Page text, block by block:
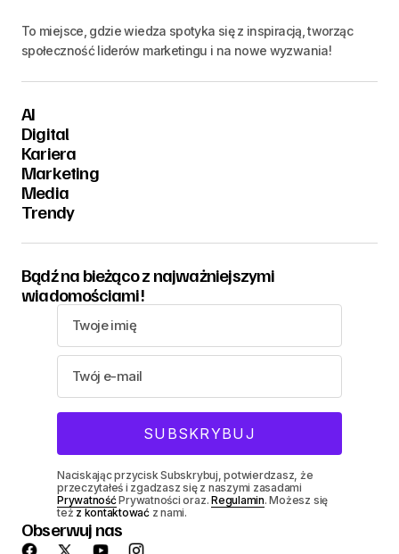
To miejsce, gdzie wiedza spotyka się z inspiracją, tworząc
społeczność liderów marketingu i na nowe wyzwania!
AI
Digital
Kariera
Marketing
Media
Trendy
Bądź na bieżąco z najważniejszymi
wiadomościami!
Naciskając przycisk Subskrybuj, potwierdzasz, że
przeczytałeś i zgadzasz się z naszymi zasadami
PrywatnośćPrywatności oraz.Regulamin. Możesz się
też z kontaktowaćz nami.
Obserwuj nas